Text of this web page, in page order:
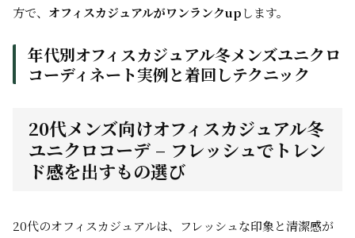
方で、 オフィスカジュアルがワンランクupします。
年代別オフィスカジュアル冬メンズユニクロ
コーディネート実例と着回しテクニック
20代メンズ向けオフィスカジュアル冬
ユニクロコーデ – フレッシュでトレン
ド感を出すもの選び
20代のオフィスカジュアルは、フレッシュな印象と清潔感が